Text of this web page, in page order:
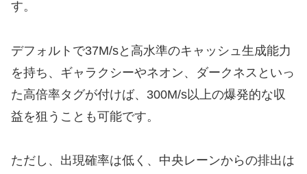
す。
デフォルトで37M/sと高水準のキャッシュ生成能力
を持ち、ギャラクシーやネオン、ダークネスといっ
た高倍率タグが付けば、300M/s以上の爆発的な収
益を狙うことも可能です。
ただし、出現確率は低く、中央レーンからの排出は